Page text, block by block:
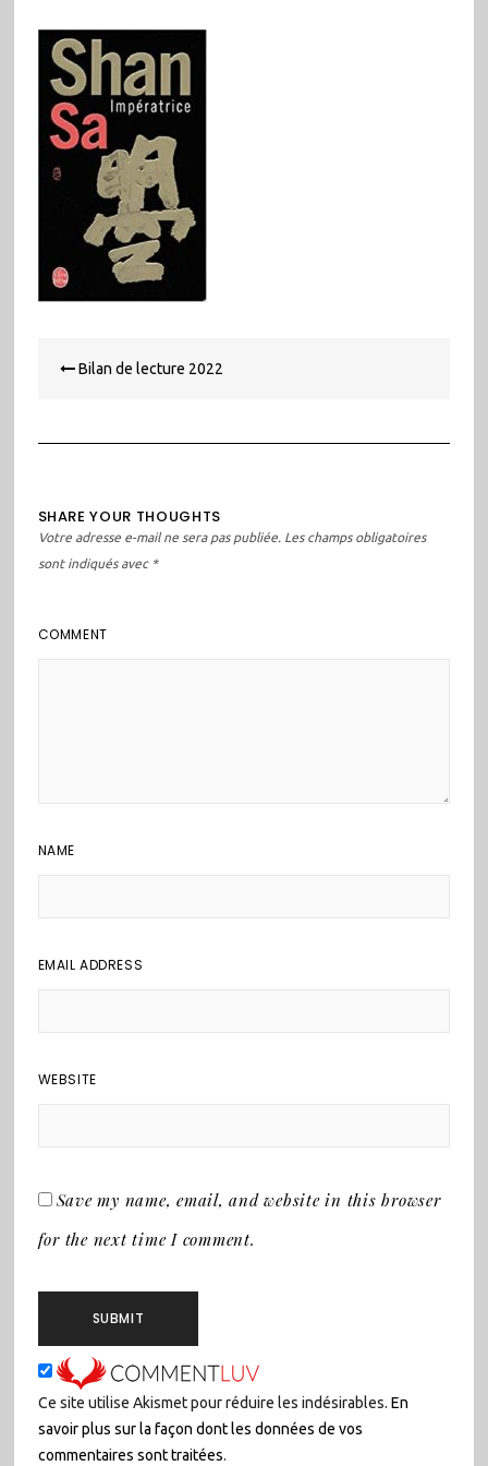
de Bilan de lecture 2022
SHARE YOUR THOUGHTS
Votre adresse e-mail ne sera pas publiée. Les champs obligatoires
sont indiqués avec *
COMMENT
NAME
EMAIL ADDRESS
WEBSITE
Save my name, email, and website in this browser
for the next time I comment.
Ce site utilise Akismet pour réduire les indésirables. En
savoir plus sur la façon dont les données de vos
commentaires sont traitées.